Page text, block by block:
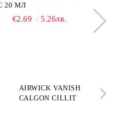
20 МЛ
€2.69 5.26лв.
AIRWICK VANISH
CALGON CILLIT